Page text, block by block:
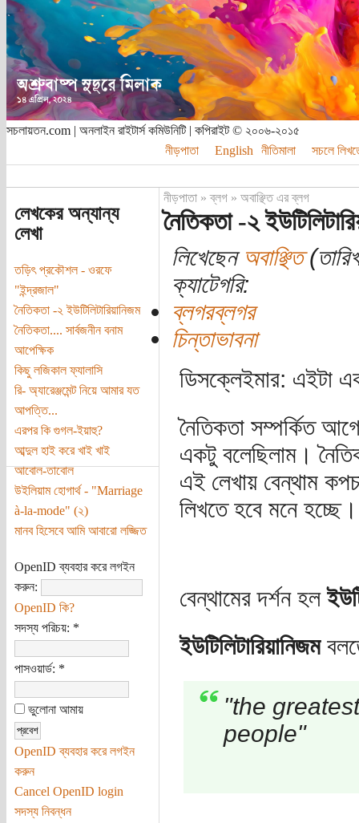
সচলায়তন.com | অনলাইন রাইটার্স কমিউনিটি | কপিরাইট © ২০০৬-২০১৫
নীড়পাতা
English নীতিমালা সচলে
লেখকের অন্যান্য
লেখা
তড়িৎ প্রকৌশল - ওরফে
"ইন্দ্রজাল"
নৈতিকতা -২ ইউটিলিটারিয়ানিজম
নৈতিকতা.... সার্বজনীন বনাম
আপেক্ষিক
কিছু লজিকাল ফ্যালাসি
রি- অ্যারেঞ্জমেন্ট নিয়ে আমার যত
আপত্তি...
এরপর কি গুগল-ইয়াহু?
আব্দুল হাই করে খাই খাই
আবোল-তাবোল
উইলিয়াম হোগার্থ - "Marriage
à-la-mode" (২)
মানব হিসেবে আমি আবারো লজ্জিত
OpenID ব্যবহার করে লগইন
করুন:
OpenID কি?
সদস্য পরিচয়: *
পাসওয়ার্ড: *
ভুলোনা আমায়
OpenID ব্যবহার করে লগইন
করুন
Cancel OpenID login
সদস্য নিবন্ধন
নীড়পাতা»ব্লগ» অবাঞ্ছিত এর ব্লগ
নৈতিকতা -২
লিখেছেন অবাঞ্ছিত
ক্যাটেগরি:
ব্লগরব্লগর
চিন্তাভাবনা
ডিসক্লেইমার: এইটা
নৈতিকতা সম্পর্কিত
একটু বলেছিলাম।
এই লেখায় বেন্থাম
লিখতে হবে মনে হচ্ছে।
বেন্থামের দর্শন হল
ইউটিলিটারিয়ানিজম
"the
people"